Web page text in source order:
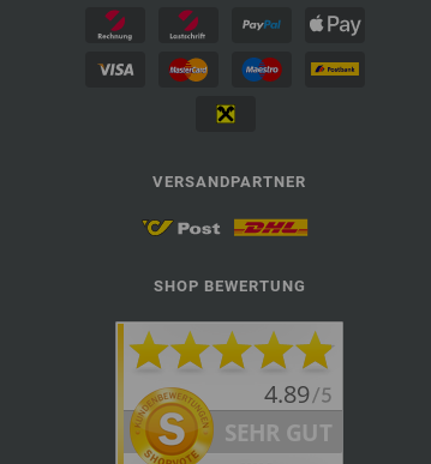
VERSANDPARTNER
SHOP BEWERTUNG